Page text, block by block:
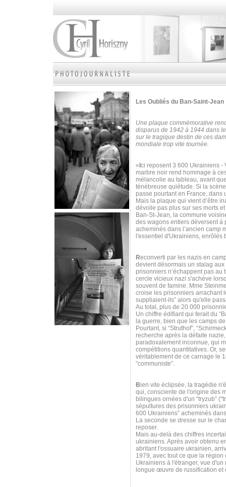
Les Oubliés du Ban-Saint-Jean
Une plaque commémorative
disparus de 1942 à 1944 dans
sur le tragique destin de ces
mondiale trop vite tournée.
« ci reposent 3 600 Ukrainiens -
marbre noir rend hommage à
mélancolie au tableau, avant
ténébreuse quiétude. Si la
passe pourtant en France, dans
Mais la plaque qui vient d’être
dévoile pas plus sur ses morts
Ban-St-Jean, la commune
des wagons entiers déversent à
acheminés dans l’ancien camp
l'essentiel d'Ukrainiens, enrôlés
Reconverti par les nazis en
devient désormais un stalag
prisonniers n’échappent pas
cercle vicieux nazi s'achève
souvent de famine. Mme
croise les prisonniers arrachant
suppliaient-ils” alors qu'elle
Au total, plus de 20 000
Un chiffre édifiant qui ferait du
la guerre, bien que les camps
Pourtant, si “Struthof”,
recherche après la défaite
paradoxalement inconnue, qui
compétitions quantitatives. Or,
véritablement de ce carnage le
“communiste”.
Bien vite éclipsée, la tragédie
qui, consciente de l'origine des
bilingues ornées d'un “tryzub”
sépultures des prisonniers
600 Ukrainiens” acheminés
La seconde se dresse sur le
reposer.
Mais au-delà des chiffres
ukrainiens. Après avoir obtenu
abritant l'ossuaire ukrainien,
1979, avec tout ce que la
Ukrainiens à l'étranger, vue
longue œuvre de russification et